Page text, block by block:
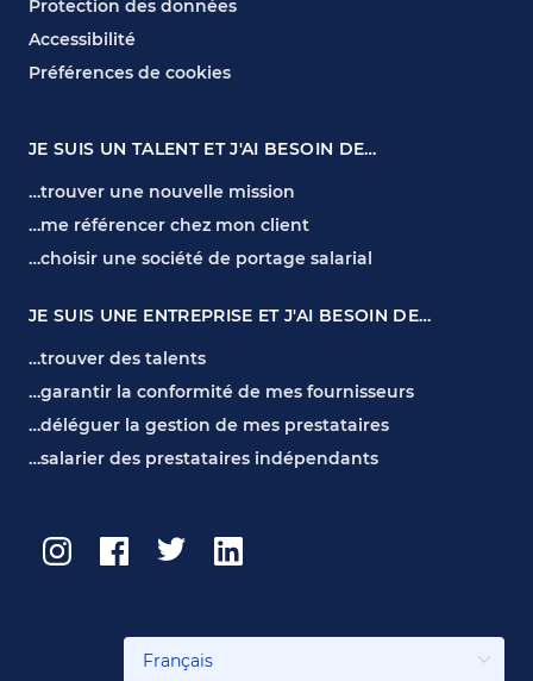
Protection des données
Accessibilité
Préférences de cookies
JE SUIS UN TALENT ET J'AI BESOIN DE…
…trouver une nouvelle mission
…me référencer chez mon client
…choisir une société de portage salarial
JE SUIS UNE ENTREPRISE ET J'AI BESOIN DE…
…trouver des talents
…garantir la conformité de mes fournisseurs
…déléguer la gestion de mes prestataires
…salarier des prestataires indépendants